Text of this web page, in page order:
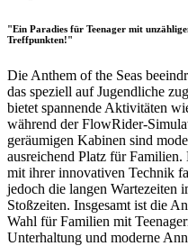
"Ein Paradies für Teenager mit
Treffpunkten!"
Die Anthem of the Seas
das speziell auf Jugendliche
bietet spannende Aktivitäten
während der FlowRider-
geräumigen Kabinen sind
ausreichend Platz für
mit ihrer innovativen Technik
jedoch die langen Wartezeiten
Stoßzeiten. Insgesamt ist die
Wahl für Familien mit
Unterhaltung und moderne